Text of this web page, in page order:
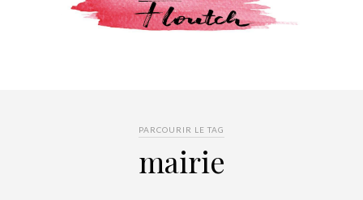
PARCOURIR LE TAG
mairie